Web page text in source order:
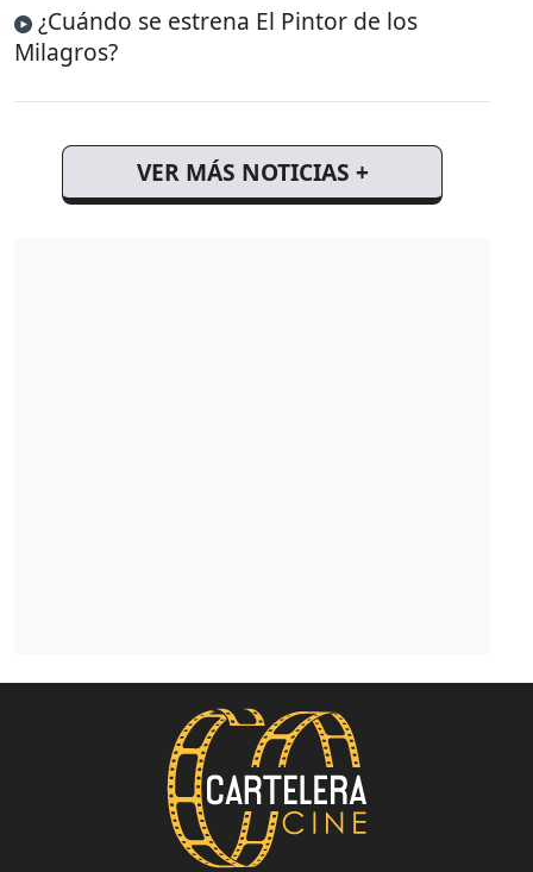
¿Cuándo se estrena El Pintor de los
Milagros?
VER MÁS NOTICIAS +